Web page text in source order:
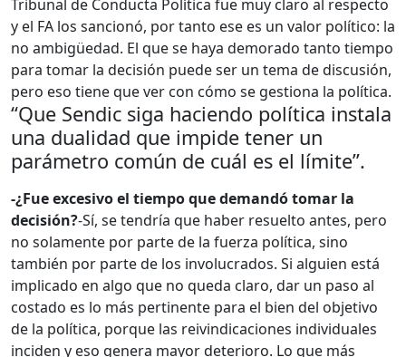
Tribunal de Conducta Política fue muy claro al respecto
y el FA los sancionó, por tanto ese es un valor político: la
no ambigüedad. El que se haya demorado tanto tiempo
para tomar la decisión puede ser un tema de discusión,
pero eso tiene que ver con cómo se gestiona la política.
“Que Sendic siga haciendo política instala
una dualidad que impide tener un
parámetro común de cuál es el límite”.
-¿Fue excesivo el tiempo que demandó tomar la
decisión?-Sí, se tendría que haber resuelto antes, pero
no solamente por parte de la fuerza política, sino
también por parte de los involucrados. Si alguien está
implicado en algo que no queda claro, dar un paso al
costado es lo más pertinente para el bien del objetivo
de la política, porque las reivindicaciones individuales
inciden y eso genera mayor deterioro. Lo que más